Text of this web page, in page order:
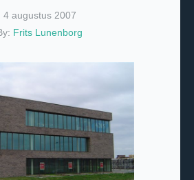
4 augustus 2007
Frits Lunenborg